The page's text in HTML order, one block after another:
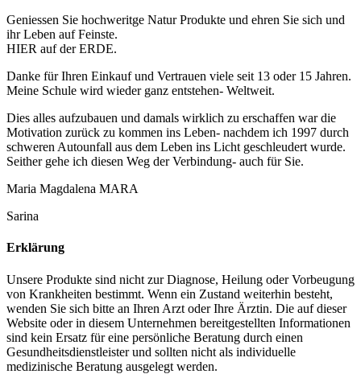
Geniessen Sie hochweritge Natur Produkte und ehren Sie sich und
ihr Leben auf Feinste.
HIER auf der ERDE.
Danke für Ihren Einkauf und Vertrauen viele seit 13 oder 15 Jahren.
Meine Schule wird wieder ganz entstehen- Weltweit.
Dies alles aufzubauen und damals wirklich zu erschaffen war die
Motivation zurück zu kommen ins Leben- nachdem ich 1997 durch
schweren Autounfall aus dem Leben ins Licht geschleudert wurde.
Seither gehe ich diesen Weg der Verbindung- auch für Sie.
Maria Magdalena MARA
Sarina
Erklärung
Unsere Produkte sind nicht zur Diagnose, Heilung oder Vorbeugung
von Krankheiten bestimmt. Wenn ein Zustand weiterhin besteht,
wenden Sie sich bitte an Ihren Arzt oder Ihre Ärztin. Die auf dieser
Website oder in diesem Unternehmen bereitgestellten Informationen
sind kein Ersatz für eine persönliche Beratung durch einen
Gesundheitsdienstleister und sollten nicht als individuelle
medizinische Beratung ausgelegt werden.